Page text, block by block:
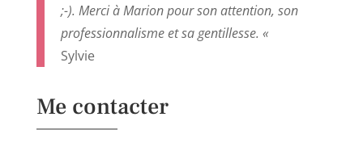
;-). Merci à Marion pour son attention, son
professionnalisme et sa gentillesse. «
Sylvie
Me contacter